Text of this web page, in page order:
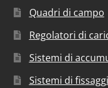
Quadri di campo
Regolatori di
Sistemi di
Sistemi di